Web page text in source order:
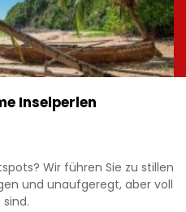
Inselperlen
Wir führen Sie zu stillen
und unaufgeregt, aber voll